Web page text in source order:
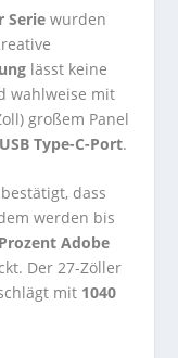
Seriewurden
lässt keine
wahlweise mit
großem Panel
USB Type-C-Port.
bestätigt, dass
werden bis
Adobe
Der 27-Zöller
mit 1040